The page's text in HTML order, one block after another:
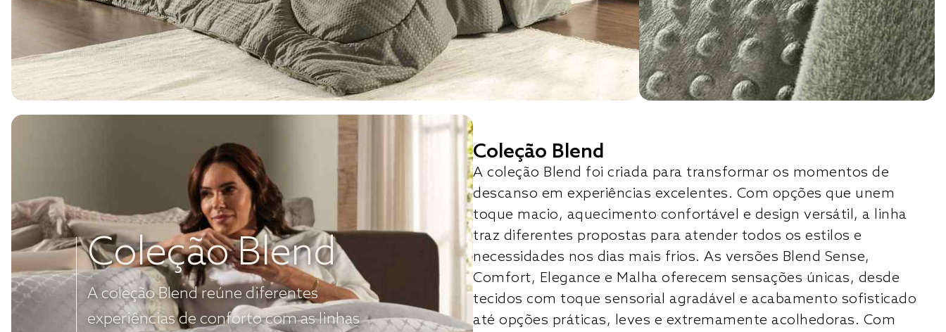
Coleção Blend
A coleção Blend reúne diferentes
experiências de conforto com as linhas
Coleção Blend
A coleção Blend foi criada para transformar os momentos de
descanso em experiências excelentes. Com opções que unem
toque macio, aquecimento confortável e design versátil, a linha
traz diferentes propostas para atender todos os estilos e
necessidades nos dias mais frios. As versões Blend Sense,
Comfort, Elegance e Malha oferecem sensações únicas, desde
tecidos com toque sensorial agradável e acabamento sofisticado
até opções práticas, leves e extremamente acolhedoras. Com